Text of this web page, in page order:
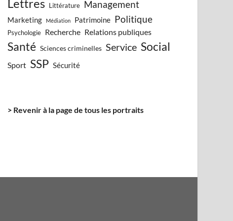
Lettres Littérature Management
Marketing Médiation Patrimoine Politique
Psychologie Recherche Relations publiques
Santé Sciences criminelles Service Social
Sport SSP Sécurité
> Revenir à la page de tous les portraits